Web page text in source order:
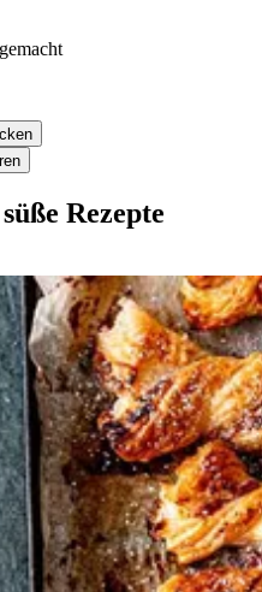
Rezepte